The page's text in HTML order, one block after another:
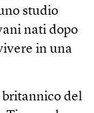
studio
nati dopo
in una
del